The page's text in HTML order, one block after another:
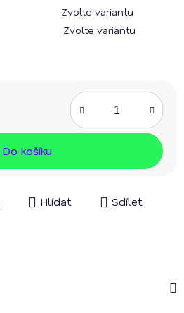
Zvolte variantu
Zvolte variantu
Do košíku
Hlídat Sdílet